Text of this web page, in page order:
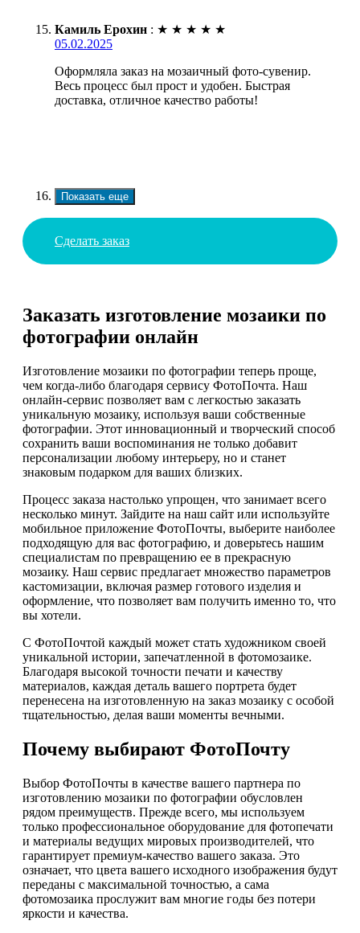
Камиль Ерохин : ★ ★ ★ ★ ★
05.02.2025
Оформляла заказ на мозаичный фото-сувенир.
Весь процесс был прост и удобен. Быстрая
доставка, отличное качество работы!
Показать еще
Сделать заказ
Заказать изготовление мозаики по
фотографии онлайн
Изготовление мозаики по фотографии теперь проще,
чем когда-либо благодаря сервису ФотоПочта. Наш
онлайн-сервис позволяет вам с легкостью заказать
уникальную мозаику, используя ваши собственные
фотографии. Этот инновационный и творческий способ
сохранить ваши воспоминания не только добавит
персонализации любому интерьеру, но и станет
знаковым подарком для ваших близких.
Процесс заказа настолько упрощен, что занимает всего
несколько минут. Зайдите на наш сайт или используйте
мобильное приложение ФотоПочты, выберите наиболее
подходящую для вас фотографию, и доверьтесь нашим
специалистам по превращению ее в прекрасную
мозаику. Наш сервис предлагает множество параметров
кастомизации, включая размер готового изделия и
оформление, что позволяет вам получить именно то, что
вы хотели.
С ФотоПочтой каждый может стать художником своей
уникальной истории, запечатленной в фотомозаике.
Благодаря высокой точности печати и качеству
материалов, каждая деталь вашего портрета будет
перенесена на изготовленную на заказ мозаику с особой
тщательностью, делая ваши моменты вечными.
Почему выбирают ФотоПочту
Выбор ФотоПочты в качестве вашего партнера по
изготовлению мозаики по фотографии обусловлен
рядом преимуществ. Прежде всего, мы используем
только профессиональное оборудование для фотопечати
и материалы ведущих мировых производителей, что
гарантирует премиум-качество вашего заказа. Это
означает, что цвета вашего исходного изображения будут
переданы с максимальной точностью, а сама
фотомозаика прослужит вам многие годы без потери
яркости и качества.